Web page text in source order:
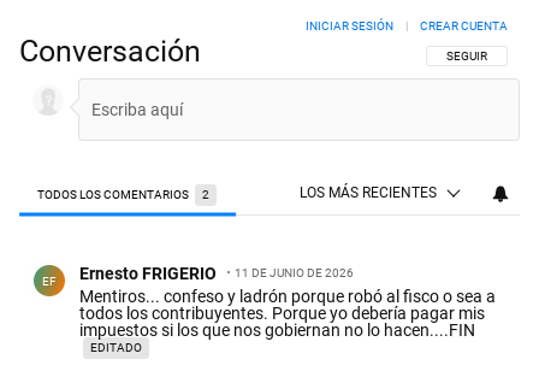
Conversación SIGA ESTA
SEGUIR
INICIAR SESIÓN CREAR CUENTA
TODOS LOS COMENTARIOS 2 LOS MÁS RECIENTES
EF Ernesto FRIGERIO 11 DE JUNIO DE 2026
Mentiros... confeso y ladrón porque robó al fisco o sea a
todos los contribuyentes. Porque yo debería pagar mis
impuestos si los que nos gobiernan no lo hacen....FIN
EDITADO